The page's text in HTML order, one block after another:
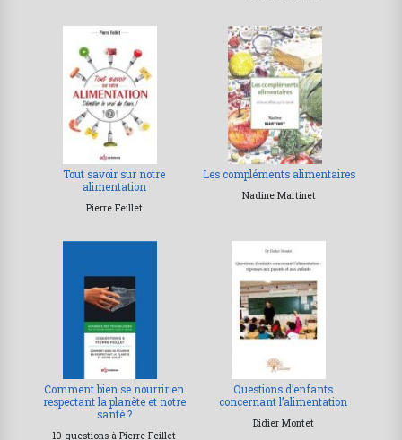
Tout savoir sur notre
alimentation
Pierre Feillet
Les compléments alimentaires
Nadine Martinet
Comment bien se nourrir en
respectant la planète et notre
santé ?
10 questions à Pierre Feillet
Questions d’enfants
concernant l’alimentation
Didier Montet